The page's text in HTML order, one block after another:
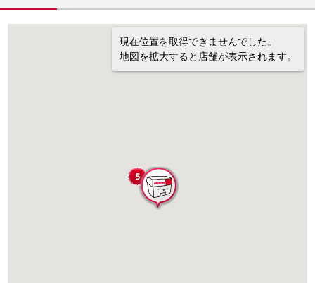
現在位置を取得できませんでした。
地図を拡大すると店舗が表示されます。